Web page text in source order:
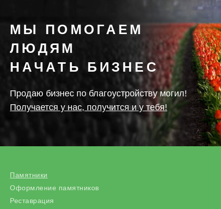
МЫ ПОМОГАЕМ
ЛЮДЯМ
НАЧАТЬ БИЗНЕС
Продаю бизнес по благоустройству могил!
Получается у нас, получится и у тебя!
Памятники
Оформление памятников
Реставрация